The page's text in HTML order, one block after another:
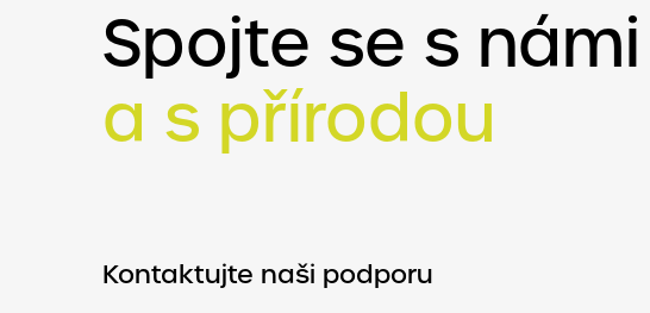
Spojte se s námi
a s přírodou
Kontaktujte naši podporu